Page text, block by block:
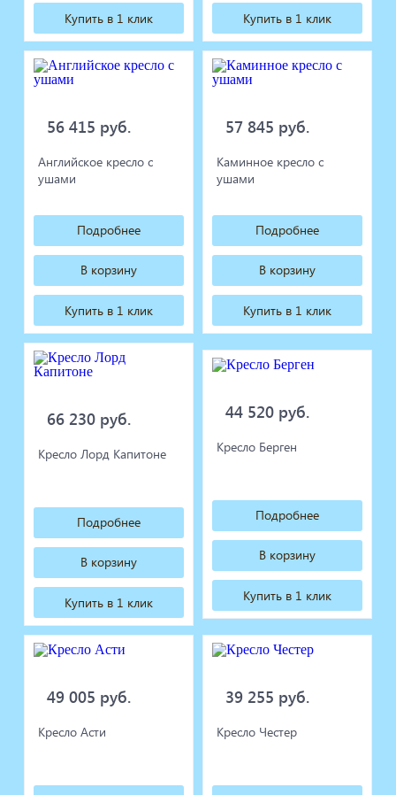
Купить в 1 клик Купить в 1 клик
56 415 руб.
Английское кресло с
ушами
Подробнее
В корзину
Купить в 1 клик
57 845 руб.
Каминное кресло с
ушами
Подробнее
В корзину
Купить в 1 клик
66 230 руб.
Кресло Лорд Капитоне
Подробнее
В корзину
Купить в 1 клик
44 520 руб.
Кресло Берген
Подробнее
В корзину
Купить в 1 клик
49 005 руб.
Кресло Асти
39 255 руб.
Кресло Честер